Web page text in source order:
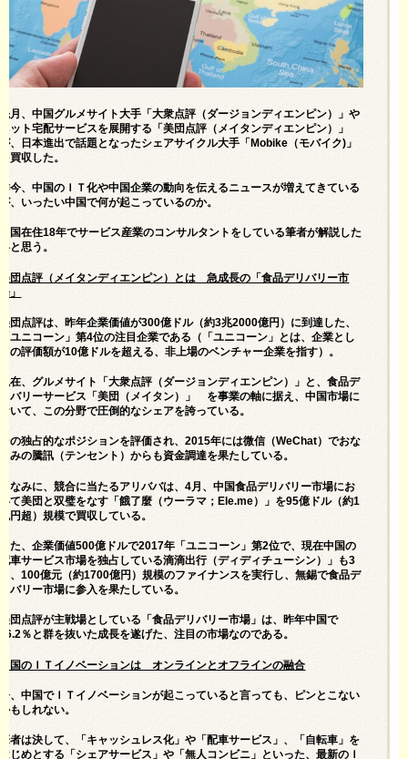
先月、中国グルメサイト大手「大衆点評（ダージョンディエンピン）」や
ネット宅配サービスを展開する「美団点評（メイタンディエンピン）」
が、日本進出で話題となったシェアサイクル大手「Mobike（モバイク)」
を買収した。
昨今、中国のＩＴ化や中国企業の動向を伝えるニュースが増えてきている
が、いったい中国で何が起こっているのか。
中国在住18年でサービス産業のコンサルタントをしている筆者が解説した
いと思う。
美団点評（メイタンディエンピン）とは 急成長の「食品デリバリー市
場」
美団点評は、昨年企業価値が300億ドル（約3兆2000億円）に到達した、
「ユニコーン」第4位の注目企業である（「ユニコーン」とは、企業とし
ての評価額が10億ドルを超える、非上場のベンチャー企業を指す）。
現在、グルメサイト「大衆点評（ダージョンディエンピン）」と、食品デ
リバリーサービス「美団（メイタン）」 を事業の軸に据え、中国市場に
おいて、この分野で圧倒的なシェアを誇っている。
その独占的なポジションを評価され、2015年には微信（WeChat）でおな
じみの騰訊（テンセント）からも資金調達を果たしている。
ちなみに、競合に当たるアリババは、4月、中国食品デリバリー市場にお
いて美団と双璧をなす「餓了麼（ウーラマ；Ele.me）」を95億ドル（約1
兆円超）規模で買収している。
また、企業価値500億ドルで2017年「ユニコーン」第2位で、現在中国の
配車サービス市場を独占している滴滴出行（ディディチューシン）」も3
月、100億元（約1700億円）規模のファイナンスを実行し、無錫で食品デ
リバリー市場に参入を果たしている。
美団点評が主戦場としている「食品デリバリー市場」は、昨年中国で
66.2％と群を抜いた成長を遂げた、注目の市場なのである。
中国のＩＴイノベーションは オンラインとオフラインの融合
今、中国でＩＴイノベーションが起こっていると言っても、ピンとこない
かもしれない。
筆者は決して、「キャッシュレス化」や「配車サービス」、「自転車」を
はじめとする「シェアサービス」や「無人コンビニ」といった、最新のＩ